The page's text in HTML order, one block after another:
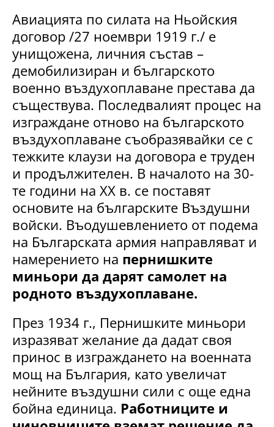
Авиацията по силата на Ньойския
договор /27 ноември 1919 г./ е
унищожена, личния състав –
демобилизиран и българското
военно въздухоплаване престава да
съществува. Последвалият процес на
изграждане отново на българското
въздухоплаване съобразявайки се с
тежките клаузи на договора е труден
и продължителен. В началото на 30-
те години на XX в. се поставят
основите на българските Въздушни
войски. Въодушевлението от подема
на Българската армия направляват и
намерението на пернишките
миньори да дарят самолет на
родното въздухоплаване.
През 1934 г., Пернишките миньори
изразяват желание да дадат своя
принос в изграждането на военната
мощ на България, като увеличат
нейните въздушни сили с още една
бойна единица. Работниците и